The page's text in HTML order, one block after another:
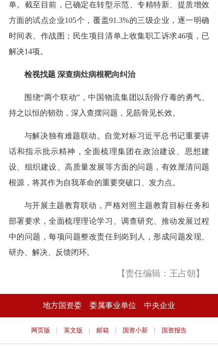
单。截至目前，已确定在转型示范、专精特新、提质增效
方面的试点企业105个，覆盖91.3%的三级企业，逐一明确
时间表、作战图；民生项目清单上收集职工诉求46项，已
解决14项。
检视找题 深查病灶病根靶向纠治
围绕“两个联动”，中国物流集团以刮骨疗毒的勇气、
持之以恒的韧劲，深入查摆问题，见筋骨见长效。
与解决独有难题联动。自觉对标习近平总书记重要讲
话和指示批示精神，全面梳理集团在政治建设、思想建
设、组织建设、高质量发展等方面的问题，有效厘清问题
根源，将其作为自我革命的重要突破口、发力点。
与开展主题教育联动，严格对照主题教育目标任务和
部署要求，全面梳理理论学习、调查研究、推动发展过程
中的问题，每项问题整改责任到岗到人，形成问题发现、
研办、解决、反馈闭环。
【责任编辑：王占朝】
地方国资委 委属事业单位 中央企业
网页版 | 英文版 | 邮箱 | 国资小新 | 国资报告